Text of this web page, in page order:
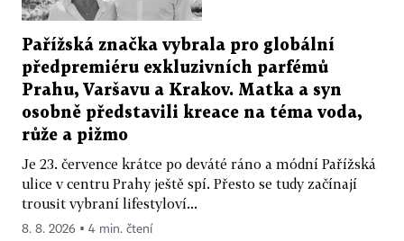
Pařížská značka vybrala pro globální
předpremiéru exkluzivních parfémů
Prahu, Varšavu a Krakov. Matka a syn
osobně představili kreace na téma voda,
růže a pižmo
Je 23. července krátce po deváté ráno a módní Pařížská
ulice v centru Prahy ještě spí. Přesto se tudy začínají
trousit vybraní lifestyloví...
8. 8. 2026 ▪ 4 min. čtení